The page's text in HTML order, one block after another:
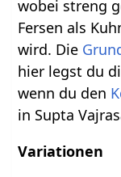
wobei streng
Fersen als
wird. Die
hier legst du
wenn du den
in Supta
Variationen